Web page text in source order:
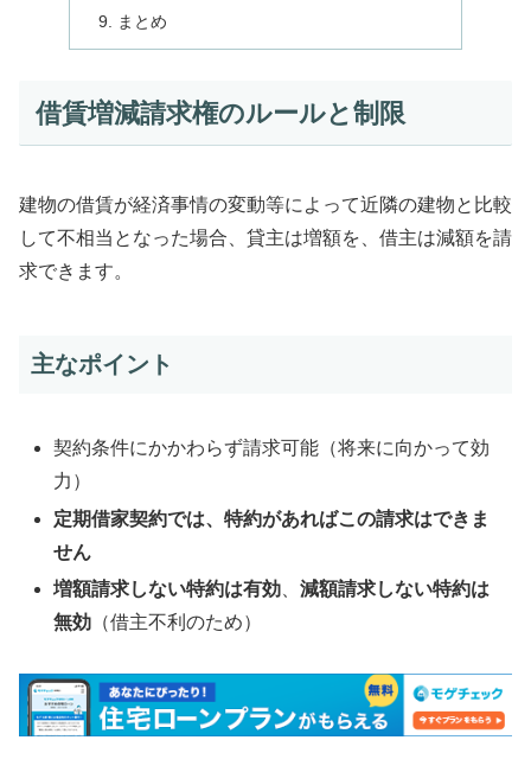
まとめ
借賃増減請求権のルールと制限
建物の借賃が経済事情の変動等によって近隣の建物と比較
して不相当となった場合、貸主は増額を、借主は減額を請
求できます。
主なポイント
契約条件にかかわらず請求可能（将来に向かって効
力）
定期借家契約では、特約があればこの請求はできま
せん
増額請求しない特約は有効 、減額請求しない特約は
無効 （借主不利のため）